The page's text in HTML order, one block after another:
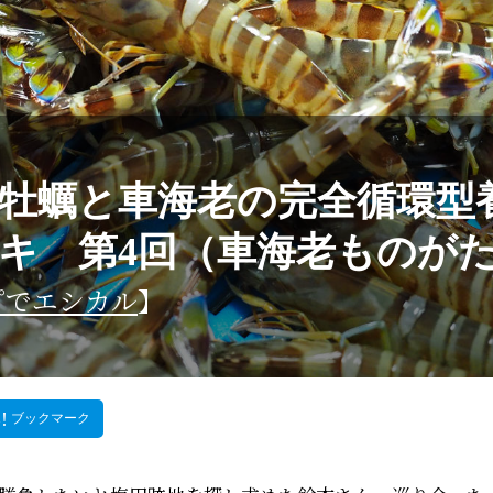
蠣と車海老の完全循環型
第4回（車海老ものが
エシカル】
ブックマーク